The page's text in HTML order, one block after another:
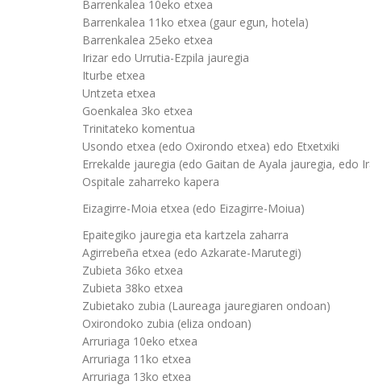
Barrenkalea 10eko etxea
Barrenkalea 11ko etxea (gaur egun, hotela)
Barrenkalea 25eko etxea
Irizar edo Urrutia-Ezpila jauregia
Iturbe etxea
Untzeta etxea
Goenkalea 3ko etxea
Trinitateko komentua
Usondo etxea (edo Oxirondo etxea) edo Etxetxiki
Errekalde jauregia (edo Gaitan de Ayala jauregia, edo
Ospitale zaharreko kapera
Eizagirre-Moia etxea (edo Eizagirre-Moiua)
Epaitegiko jauregia eta kartzela zaharra
Agirrebeña etxea (edo Azkarate-Marutegi)
Zubieta 36ko etxea
Zubieta 38ko etxea
Zubietako zubia (Laureaga jauregiaren ondoan)
Oxirondoko zubia (eliza ondoan)
Arruriaga 10eko etxea
Arruriaga 11ko etxea
Arruriaga 13ko etxea